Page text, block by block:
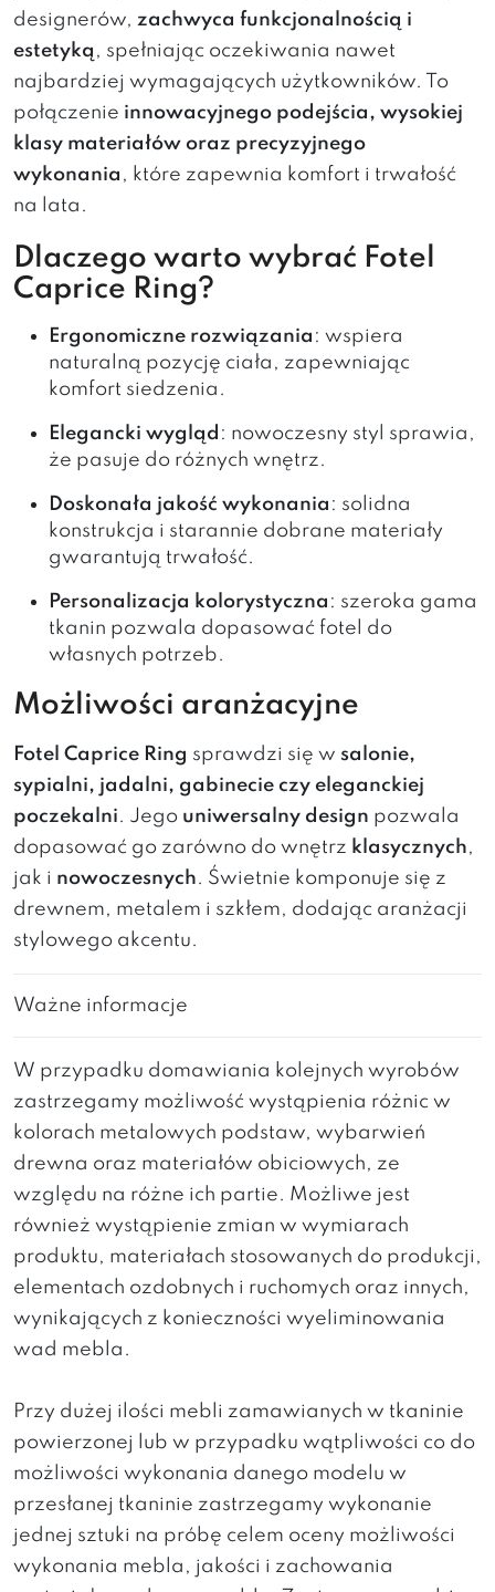
designerów, zachwyca funkcjonalnością i
estetyką , spełniając oczekiwania nawet
najbardziej wymagających użytkowników. To
połączenie innowacyjnego podejścia, wysokiej
klasy materiałów oraz precyzyjnego
wykonania , które zapewnia komfort i trwałość
na lata.
Dlaczego warto wybrać Fotel
Caprice Ring?
Ergonomiczne rozwiązania : wspiera
naturalną pozycję ciała, zapewniając
komfort siedzenia.
Elegancki wygląd : nowoczesny styl sprawia,
że pasuje do różnych wnętrz.
Doskonała jakość wykonania : solidna
konstrukcja i starannie dobrane materiały
gwarantują trwałość.
Personalizacja kolorystyczna : szeroka gama
tkanin pozwala dopasować fotel do
własnych potrzeb.
Możliwości aranżacyjne
Fotel Caprice Ring sprawdzi się w salonie,
sypialni, jadalni, gabinecie czy eleganckiej
poczekalni. Jego uniwersalny design pozwala
dopasować go zarówno do wnętrz klasycznych,
jak i nowoczesnych. Świetnie komponuje się z
drewnem, metalem i szkłem, dodając aranżacji
stylowego akcentu.
Ważne informacje
W przypadku domawiania kolejnych wyrobów
zastrzegamy możliwość wystąpienia różnic w
kolorach metalowych podstaw, wybarwień
drewna oraz materiałów obiciowych, ze
względu na różne ich partie. Możliwe jest
również wystąpienie zmian w wymiarach
produktu, materiałach stosowanych do produkcji,
elementach ozdobnych i ruchomych oraz innych,
wynikających z konieczności wyeliminowania
wad mebla.
Przy dużej ilości mebli zamawianych w tkaninie
powierzonej lub w przypadku wątpliwości co do
możliwości wykonania danego modelu w
przesłanej tkaninie zastrzegamy wykonanie
jednej sztuki na próbę celem oceny możliwości
wykonania mebla, jakości i zachowania